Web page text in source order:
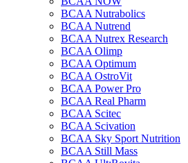
BCAA Nutrabolics
BCAA Nutrend
BCAA Nutrex Research
BCAA Olimp
BCAA Optimum
BCAA OstroVit
BCAA Power Pro
BCAA Real Pharm
BCAA Scitec
BCAA Scivation
BCAA Sky Sport Nutrition
BCAA Still Mass